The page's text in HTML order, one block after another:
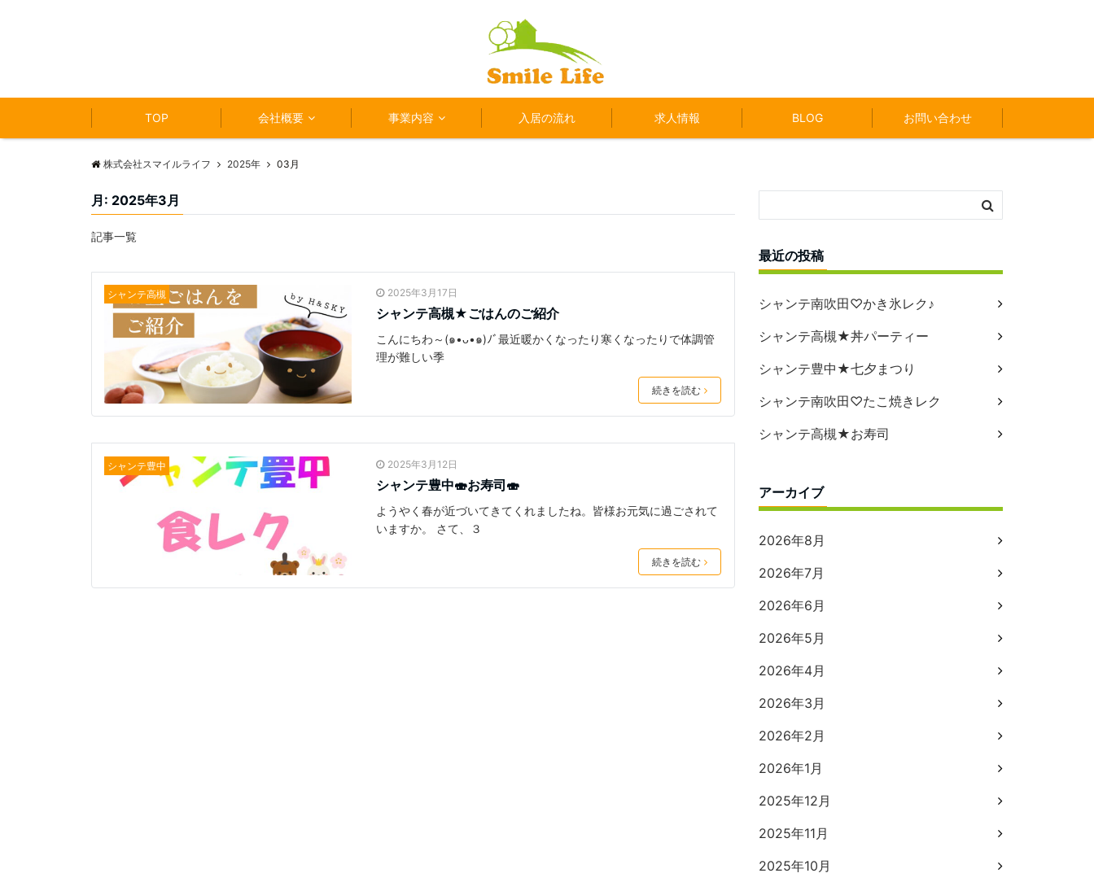
TOP 会社概要 事業内容 入居の流れ 求人情報 BLOG お問い合わせ
株式会社スマイルライフ 2025年 03月
月: 2025年3月
記事一覧
シャンテ高槻 2025年3月17日
シャンテ高槻★ごはんのご紹介
こんにちわ～(๑•ᴗ•๑)ﾉﾞ最近暖かくなったり寒くなったりで体調管
理が難しい季
続きを読む
シャンテ豊中 2025年3月12日
シャンテ豊中🍣お寿司🍣
ようやく春が近づいてきてくれましたね。皆様お元気に過ごされて
いますか。 さて、３
続きを読む
最近の投稿
シャンテ南吹田♡かき氷レク♪
シャンテ高槻★丼パーティー
シャンテ豊中★七夕まつり
シャンテ南吹田♡たこ焼きレク
シャンテ高槻★お寿司
アーカイブ
2026年8月
2026年7月
2026年6月
2026年5月
2026年4月
2026年3月
2026年2月
2026年1月
2025年12月
2025年11月
2025年10月